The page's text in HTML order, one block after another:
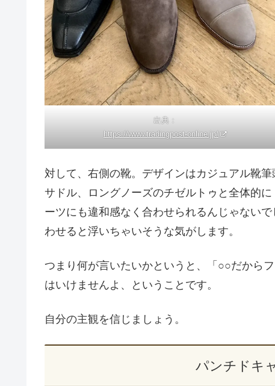
出典：
https://www.tradingpost-online.jp/
対して、右側の靴。デザインはカジュアル靴
サドル、ロングノーズのチゼルトゥと全体的
ーツにも違和感なく合わせられるんじゃない
わせると浮いちゃいそうな気がします。
つまり何が言いたいかというと、「○○だから
はいけませんよ、ということです。
自分の主観を信じましょう。
パンチドキ